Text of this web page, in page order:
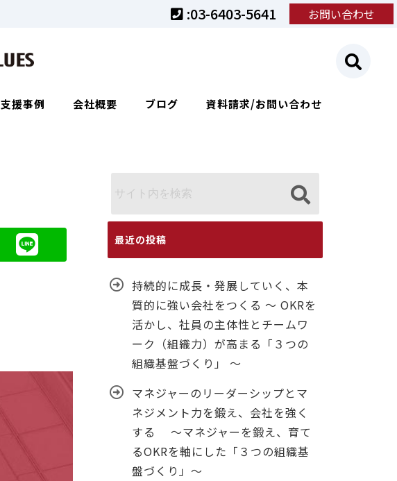
お問い合わせ
:03-6403-5641
支援事例 会社概要 ブログ 資料請求/お問い合わせ
最近の投稿
持続的に成長・発展していく、本
質的に強い会社をつくる ～ OKRを
活かし、社員の主体性とチームワ
ーク（組織力）が高まる「３つの
組織基盤づくり」 ～
マネジャーのリーダーシップとマ
ネジメント力を鍛え、会社を強く
する ～マネジャーを鍛え、育て
るOKRを軸にした「３つの組織基
盤づくり」～